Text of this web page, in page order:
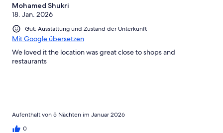
Mohamed Shukri
18. Jan. 2026
Gut: Ausstattung und Zustand der Unterkunft
Mit Google übersetzen
We loved it the location was great close to shops and
restaurants
Aufenthalt von 5 Nächten im Januar 2026
0